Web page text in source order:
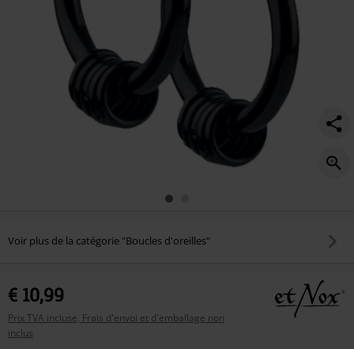
Voir plus de la catégorie "Boucles d'oreilles"
€ 10,99
Prix TVA incluse, Frais d'envoi et d'emballage non
inclus